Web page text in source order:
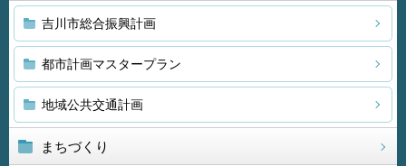
吉川市総合振興計画
都市計画マスタープラン
地域公共交通計画
まちづくり